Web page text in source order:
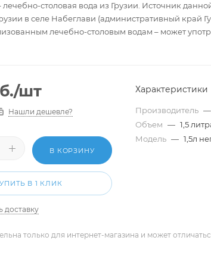
лечебно-столовая вода из Грузии. Источник
в селе Набеглави (административный край
лечебно-столовым водам – может
/шт
Нашли дешевле?
В КОРЗИНУ
В 1 КЛИК
доставку
Характеристики
Производитель —
Объем — 1,5
Модель — 1,5л
только для интернет-магазина и может